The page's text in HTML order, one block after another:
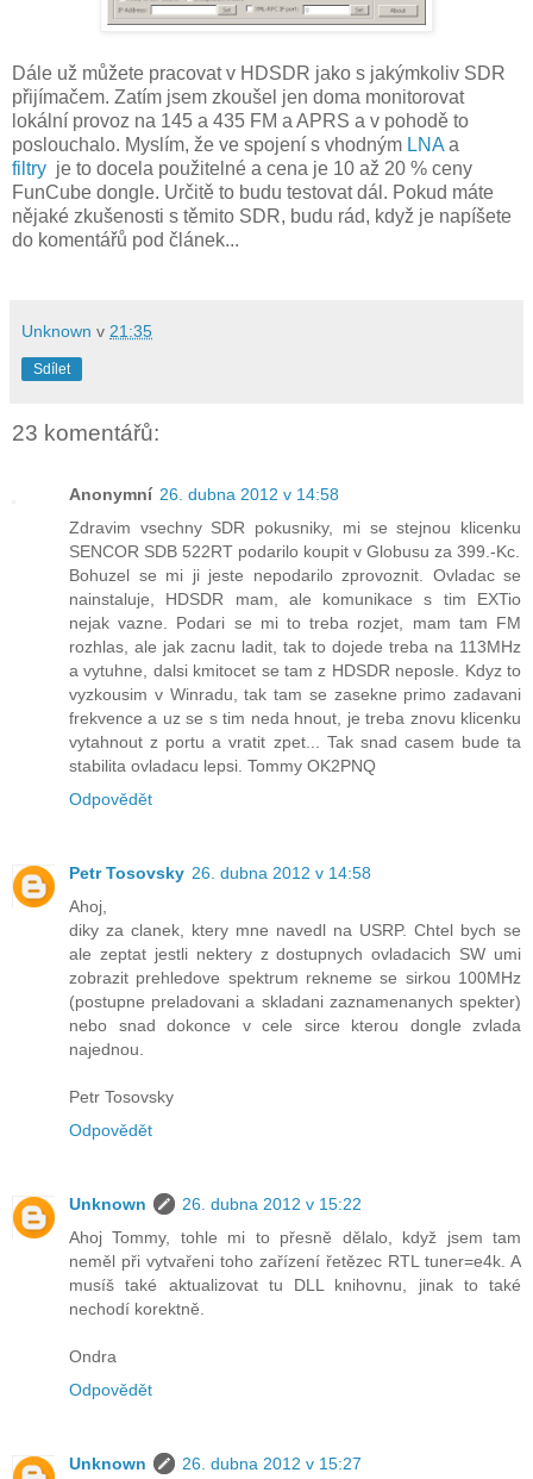
Dále už můžete pracovat v HDSDR jako s jakýmkoliv SDR
přijímačem. Zatím jsem zkoušel jen doma monitorovat
lokální provoz na 145 a 435 FM a APRS a v pohodě to
poslouchalo. Myslím, že ve spojení s vhodným LNA a
filtry je to docela použitelné a cena je 10 až 20 % ceny
FunCube dongle. Určitě to budu testovat dál. Pokud máte
nějaké zkušenosti s těmito SDR, budu rád, když je napíšete
do komentářů pod článek...
Unknown v 21:35
Sdílet
23 komentářů:
Anonymní 26. dubna 2012 v 14:58
Zdravim vsechny SDR pokusniky, mi se stejnou klicenku
SENCOR SDB 522RT podarilo koupit v Globusu za 399.-Kc.
Bohuzel se mi ji jeste nepodarilo zprovoznit. Ovladac se
nainstaluje, HDSDR mam, ale komunikace s tim EXTio
nejak vazne. Podari se mi to treba rozjet, mam tam FM
rozhlas, ale jak zacnu ladit, tak to dojede treba na 113MHz
a vytuhne, dalsi kmitocet se tam z HDSDR neposle. Kdyz to
vyzkousim v Winradu, tak tam se zasekne primo zadavani
frekvence a uz se s tim neda hnout, je treba znovu klicenku
vytahnout z portu a vratit zpet... Tak snad casem bude ta
stabilita ovladacu lepsi. Tommy OK2PNQ
Odpovědět
Petr Tosovsky 26. dubna 2012 v 14:58
Ahoj,
diky za clanek, ktery mne navedl na USRP. Chtel bych se
ale zeptat jestli nektery z dostupnych ovladacich SW umi
zobrazit prehledove spektrum rekneme se sirkou 100MHz
(postupne preladovani a skladani zaznamenanych spekter)
nebo snad dokonce v cele sirce kterou dongle zvlada
najednou.
Petr Tosovsky
Odpovědět
Unknown
26. dubna 2012 v 15:22
Ahoj Tommy, tohle mi to přesně dělalo, když jsem tam
neměl při vytvařeni toho zařízení řetězec RTL tuner=e4k. A
musíš také aktualizovat tu DLL knihovnu, jinak to také
nechodí korektně.
Ondra
Odpovědět
Unknown
26. dubna 2012 v 15:27